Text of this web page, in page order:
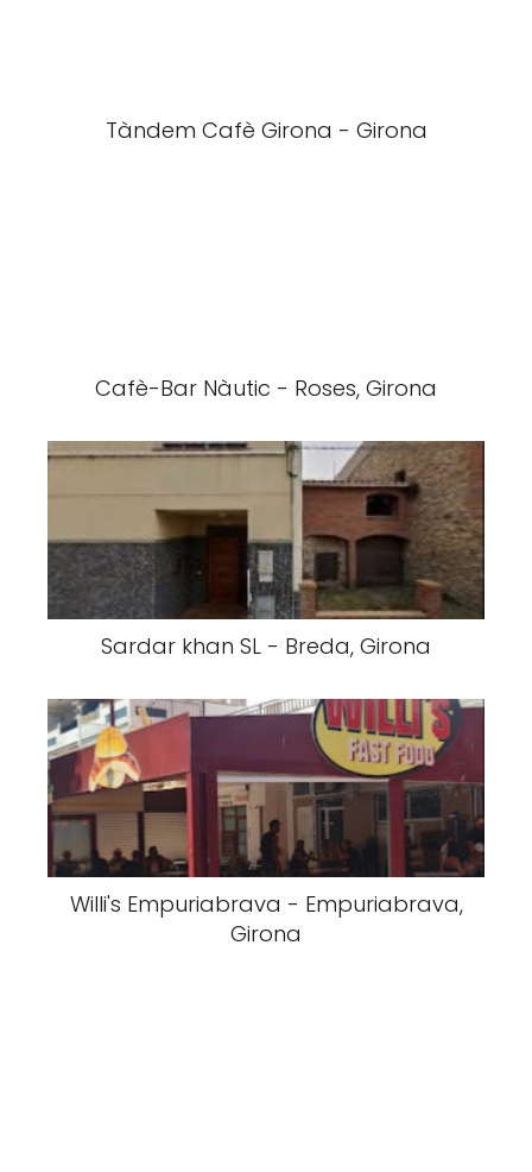
Tàndem Cafè Girona - Girona
Cafè-Bar Nàutic - Roses, Girona
Sardar khan SL - Breda, Girona
Willi's Empuriabrava - Empuriabrava,
Girona